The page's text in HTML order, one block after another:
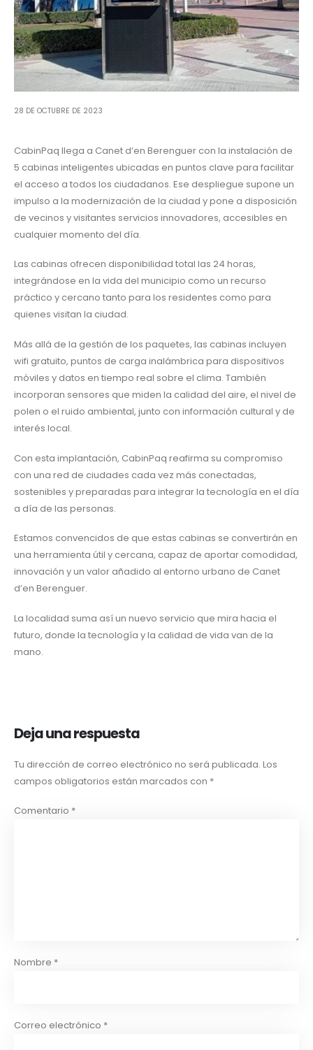
28 DE OCTUBRE DE 2023
CabinPaq llega a Canet d’en Berenguer con la instalación de
5 cabinas inteligentes ubicadas en puntos clave para facilitar
el acceso a todos los ciudadanos. Ese despliegue supone un
impulso a la modernización de la ciudad y pone a disposición
de vecinos y visitantes servicios innovadores, accesibles en
cualquier momento del día.
Las cabinas ofrecen disponibilidad total las 24 horas,
integrándose en la vida del municipio como un recurso
práctico y cercano tanto para los residentes como para
quienes visitan la ciudad.
Más allá de la gestión de los paquetes, las cabinas incluyen
wifi gratuito, puntos de carga inalámbrica para dispositivos
móviles y datos en tiempo real sobre el clima. También
incorporan sensores que miden la calidad del aire, el nivel de
polen o el ruido ambiental, junto con información cultural y de
interés local.
Con esta implantación, CabinPaq reafirma su compromiso
con una red de ciudades cada vez más conectadas,
sostenibles y preparadas para integrar la tecnología en el día
a día de las personas.
Estamos convencidos de que estas cabinas se convertirán en
una herramienta útil y cercana, capaz de aportar comodidad,
innovación y un valor añadido al entorno urbano de Canet
d’en Berenguer.
La localidad suma así un nuevo servicio que mira hacia el
futuro, donde la tecnología y la calidad de vida van de la
mano.
Deja una respuesta
Tu dirección de correo electrónico no será publicada. Los
campos obligatorios están marcados con *
Comentario *
Nombre *
Correo electrónico *